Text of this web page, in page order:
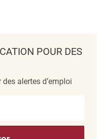
POUR DES
alertes d’emploi